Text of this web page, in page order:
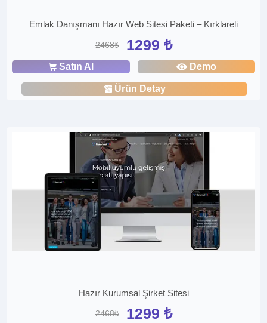
Emlak Danışmanı Hazır Web Sitesi Paketi – Kırklareli
2468₺ 1299 ₺
Satın Al Demo
Ürün Detay
Hazır Kurumsal Şirket Sitesi
2468₺ 1299 ₺